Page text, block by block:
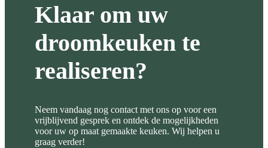
Klaar om uw
droomkeuken te
realiseren?
Neem vandaag nog contact met ons op voor een
vrijblijvend gesprek en ontdek de mogelijkheden
voor uw op maat gemaakte keuken. Wij helpen u
graag verder!